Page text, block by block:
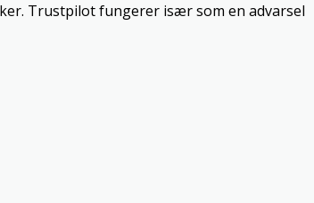
Trustpilot fungerer især som en advarsel